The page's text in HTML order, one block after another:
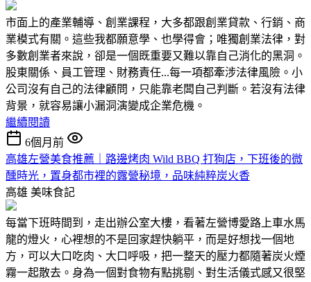
市面上的產業輔導、創業課程，大多都跟創業貸款、行銷、商
業模式有關。這些我都願意學、也學得會；唯獨創業法律，對
多數創業者來說，卻是一個既重要又難以靠自己消化的黑洞。
股東關係、員工管理、財務責任...每一項都牽涉法律風險。小
公司沒有自己的法律顧問，只能靠老闆自己判斷。若沒有法律
背景，就容易讓小漏洞演變成企業危機。
繼續閱讀
6個月前
高雄左營美食推薦｜路邊烤肉 Wild BBQ 打狗店，下班後的微
醺時光，置身都市裡的露營秘境，品味純粹炭火香
高雄 美味食記
每當下班時間到，走出辦公室大樓，看著左營博愛路上車水馬
龍的燈火，心裡想的不是回家趕快躺平，而是好想找一個地
方，可以大口吃肉、大口呼吸，把一整天的壓力都隨著炭火煙
霧一起散去。身為一個對食物有點挑剔、對生活儀式感又很堅